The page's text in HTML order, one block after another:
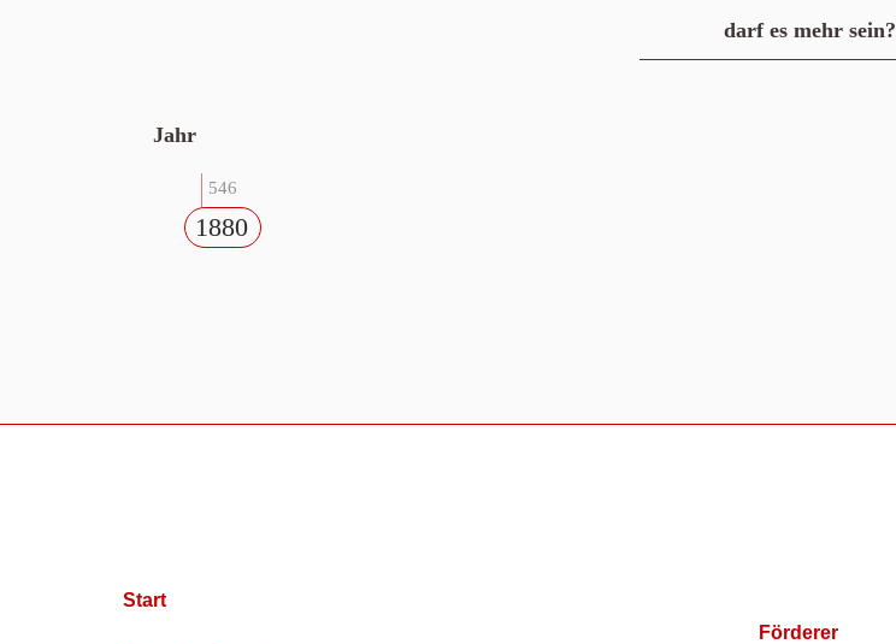
darf es mehr sein?
Jahr
546
1880
Start
Förderer